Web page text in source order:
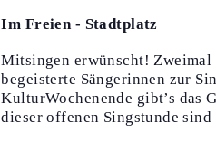
Im Freien - Stadtplatz
Mitsingen erwünscht!
begeisterte Sängerinnen zur
KulturWochenende gibt’s das
dieser offenen Singstunde